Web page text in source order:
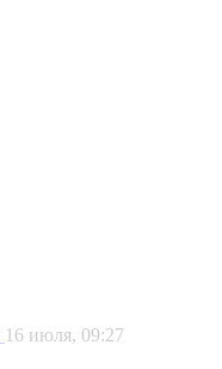
16 июля, 09:27